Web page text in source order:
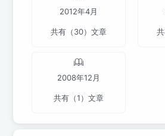
2012年4月
共有（30）文章
2008年12月
共有（1）文章